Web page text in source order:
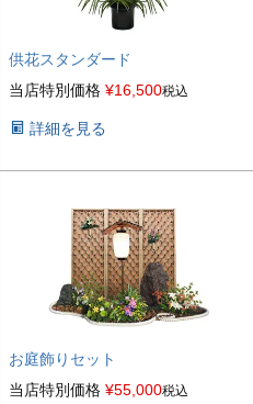
供花スタンダード
当店特別価格 ¥16,500税込
詳細を見る
お庭飾りセット
当店特別価格 ¥55,000税込